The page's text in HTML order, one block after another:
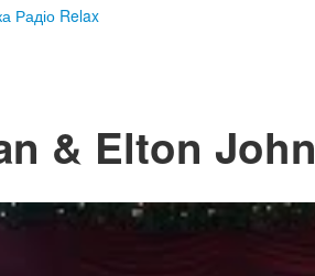
Радіо Relax
& Elton John